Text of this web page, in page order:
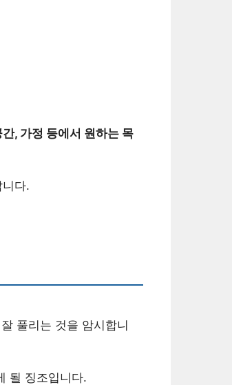
, 가정 등에서 원하는 목
다.
풀리는 것을 암시합니
될 징조입니다.